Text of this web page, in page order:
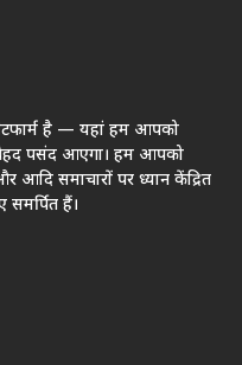
है — यहां हम आपको
पसंद आएगा। हम आपको
आदि समाचारों पर ध्यान केंद्रित
समर्पित हैं।